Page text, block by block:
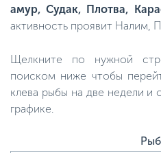
амур, Судак, Плотва,
активность проявит Налим,
Щелкните по нужной
поиском ниже чтобы
клева рыбы на две недели и
графике.